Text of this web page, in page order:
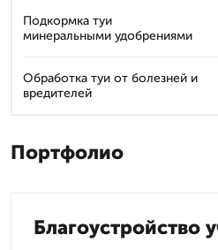
Подкормка туи
минеральными удобрениями
Обработка туи от болезней и
вредителей
Портфолио
Благоустройство